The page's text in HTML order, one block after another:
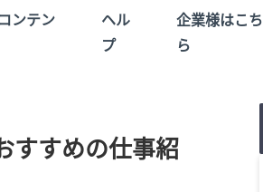
ンテン
ヘル
プ
企業様はこち
ら
すすめの仕事紹